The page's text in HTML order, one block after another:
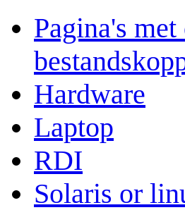
Pagina's
Hardware
Laptop
RDI
Solaris or